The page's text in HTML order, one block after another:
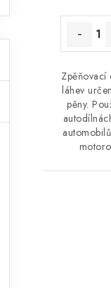
Zpěňovací
láhev
pěny.